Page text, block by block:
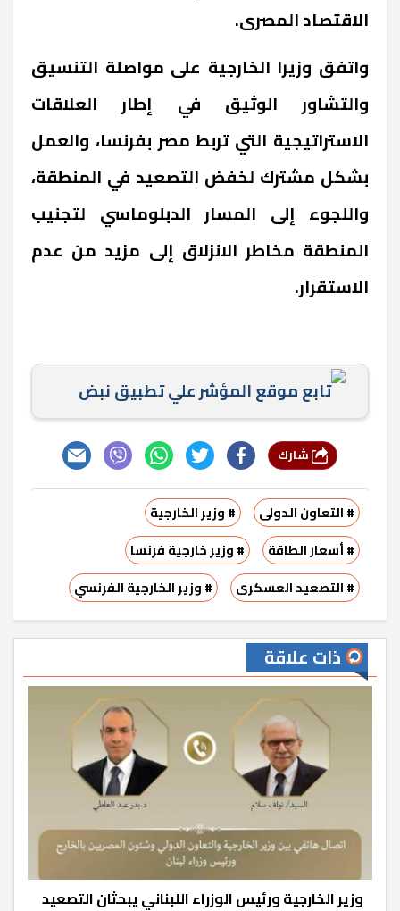
الاقتصاد المصرى.
واتفق وزيرا الخارجية على مواصلة التنسيق
والتشاور الوثيق في إطار العلاقات
الاستراتيجية التي تربط مصر بفرنسا، والعمل
بشكل مشترك لخفض التصعيد في المنطقة،
واللجوء إلى المسار الدبلوماسي لتجنيب
المنطقة مخاطر الانزلاق إلى مزيد من عدم
الاستقرار.
تابع موقع المؤشر علي تطبيق نبض
# التعاون الدولى
# وزير الخارجية
# أسعار الطاقة
# وزير خارجية فرنسا
# التصعيد العسكرى
# وزير الخارجية الفرنسي
ذات علاقة
وزير الخارجية ورئيس الوزراء اللبناني يبحثان التصعيد